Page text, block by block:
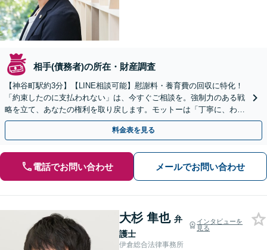
相手(債務者)の所在・財産調査
【神谷町駅約3分】【LINE相談可能】慰謝料・養育費の回収に特化！
「約束したのに支払われない」は、今すぐご相談を。強制力のある戦
略を立て、あなたの権利を取り戻します。モットーは「丁寧に、わか
りやすく」【初回相談30分無料】【土日夜間対応可】
料金表を見る
電話でお問い合わせ メールでお問い合わせ
大杉 隼也 弁
護士
インタビューを
見る
伊倉総合法律事務所